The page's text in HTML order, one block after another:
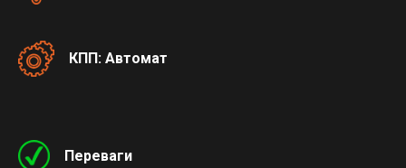
КПП: Автомат
Переваги